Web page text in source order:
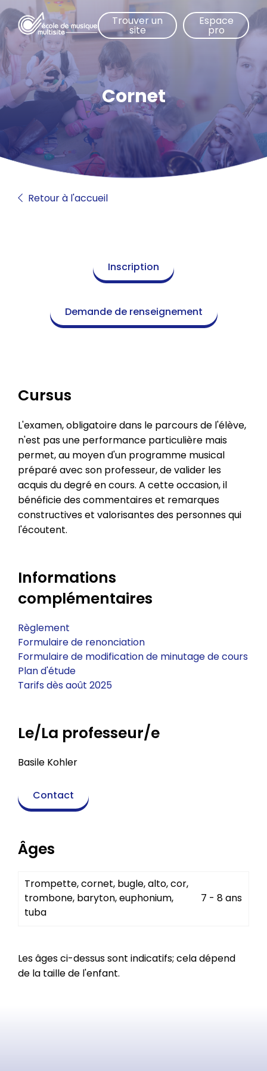
Aller
contenu
principal
Trouver un
site
Espace
pro
Cornet
Retour à l'accueil
Inscription
Demande de renseignement
Cursus
L'examen, obligatoire dans le parcours de l'élève,
n'est pas une performance particulière mais
permet, au moyen d'un programme musical
préparé avec son professeur, de valider les
acquis du degré en cours. A cette occasion, il
bénéficie des commentaires et remarques
constructives et valorisantes des personnes qui
l'écoutent.
Informations
complémentaires
Règlement
Formulaire de renonciation
Formulaire de modification de minutage de cours
Plan d'étude
Tarifs dès août 2025
Le/La professeur/e
Basile Kohler
Contact
Âges
Trompette, cornet, bugle, alto, cor,
trombone, baryton, euphonium,
tuba
7 - 8 ans
Les âges ci-dessus sont indicatifs; cela dépend
de la taille de l'enfant.